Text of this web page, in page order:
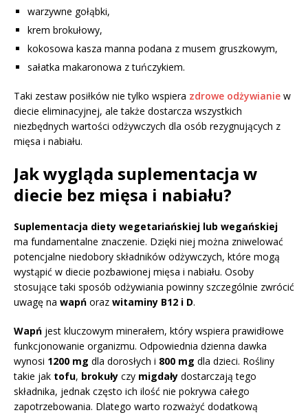
warzywne gołąbki,
krem brokułowy,
kokosowa kasza manna podana z musem gruszkowym,
sałatka makaronowa z tuńczykiem.
Taki zestaw posiłków nie tylko wspiera zdrowe odżywianie w
diecie eliminacyjnej, ale także dostarcza wszystkich
niezbędnych wartości odżywczych dla osób rezygnujących z
mięsa i nabiału.
Jak wygląda suplementacja w
diecie bez mięsa i nabiału?
Suplementacja diety wegetariańskiej lub wegańskiej
ma fundamentalne znaczenie. Dzięki niej można zniwelować
potencjalne niedobory składników odżywczych, które mogą
wystąpić w diecie pozbawionej mięsa i nabiału. Osoby
stosujące taki sposób odżywiania powinny szczególnie zwrócić
uwagę na wapń oraz witaminy B12 i D.
Wapń jest kluczowym minerałem, który wspiera prawidłowe
funkcjonowanie organizmu. Odpowiednia dzienna dawka
wynosi 1200 mg dla dorosłych i 800 mg dla dzieci. Rośliny
takie jak tofu, brokuły czy migdały dostarczają tego
składnika, jednak często ich ilość nie pokrywa całego
zapotrzebowania. Dlatego warto rozważyć dodatkową